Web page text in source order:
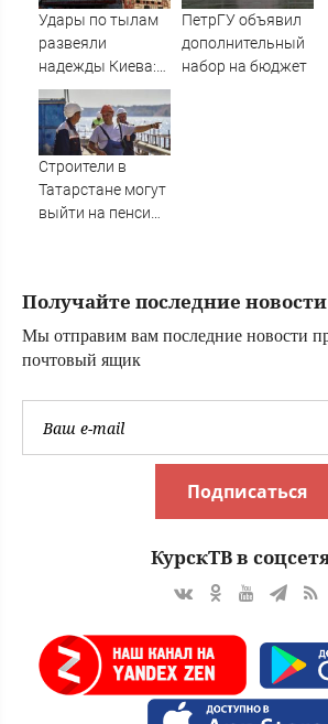
Удары по тылам
развеяли
надежды Киева:
немецкий
аналитик
констатирует
смену настроений
» PolitCentr-NEWS
ПетрГУ объявил
дополнительный
набор на бюджет
Строители в
Татарстане могут
выйти на пенсию
07/08/2026 –
Получайте последние
Мы отправим вам последние новости
почтовый ящик
Подписаться
КурскТВ в